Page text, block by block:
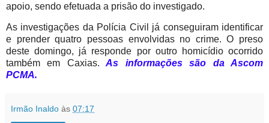
apoio, sendo efetuada a prisão do investigado.
As investigações da Polícia Civil já conseguiram identificar
e prender quatro pessoas envolvidas no crime. O preso
deste domingo, já responde por outro homicídio ocorrido
também em Caxias. As informações são da Ascom
PCMA.
Irmão Inaldo às 07:17